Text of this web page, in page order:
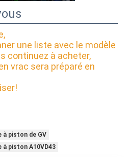
une liste avec le modèle
continuez à acheter,
vrac sera préparé en
à piston de GV
à piston A10VD43